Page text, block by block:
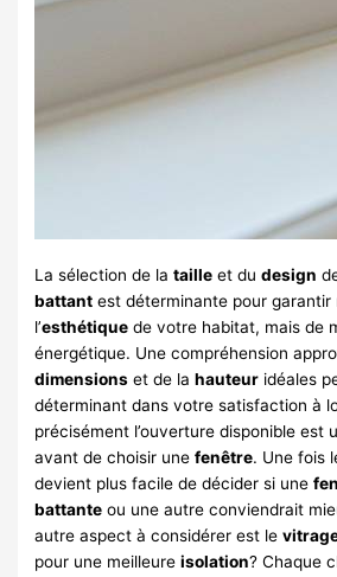
La sélection de lataille et dudesign
battant est déterminante pour garantir
l’esthétique de votre habitat, mais de
énergétique. Une compréhension
dimensions et de lahauteur idéales
déterminant dans votre satisfaction à
précisément l’ouverture disponible est
avant de choisir unefenêtre. Une fois
devient plus facile de décider si une
battante ou une autre conviendrait
autre aspect à considérer est le
pour une meilleureisolation? Chaque